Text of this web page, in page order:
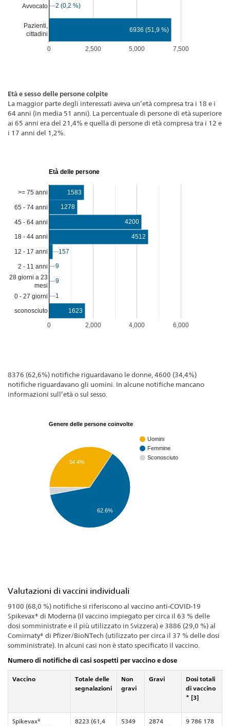
0 2,500 5,000 7,500
Avvocato
Pazienti,
cittadini
2 (0,2 %)
2 (0,2 %)
6936 (51,9 %)
Età e sesso delle persone colpite
La maggior parte degli interessati aveva un’età compresa tra i 18 e i
64 anni (in media 51 anni). La percentuale di persone di età superiore
ai 65 anni era del 21,4% e quella di persone di età compresa tra i 12 e
i 17 anni del 1,2%.
Età delle persone
0 2,000 4,000 6,000
>= 75 anni
65 - 74 anni
45 - 64 anni
18 - 44 anni
12 - 17 anni
2 - 11 anni
28 giorni a 23
mesi
0 - 27 giorni
sconosciuto
1583
1278
4200
4512
157
157
9
9
9
9
1
1
1623
8376 (62,6%) notifiche riguardavano le donne, 4600 (34,4%)
notifiche riguardavano gli uomini. In alcune notifiche mancano
informazioni sull’età o sul sesso.
Genere delle persone coinvolte
Uomini
Femmine
Sconosciuto
62.6%
34.4%
Valutazioni di vaccini individuali
9100 (68,0 %) notifiche si riferiscono al vaccino anti-COVID-19
Spikevax® di Moderna (il vaccino impiegato per circa il 63 % delle
dosi somministrate e il più utilizzato in Svizzera) e 3886 (29,0 %) al
Comirnaty® di Pfizer/BioNTech (utilizzato per circa il 37 % delle dosi
somministrate). In alcuni casi non è stato specificato il vaccino.
Numero di notifiche di casi sospetti per vaccino e dose
Vaccino
Totale delle
segnalazioni
Non
gravi
Gravi
Dosi totali
di vaccino
* [3]
Spikevax®
8223 (61,4
5349
2874
9 786 178